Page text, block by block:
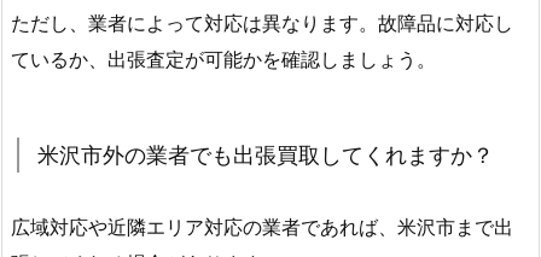
ただし、業者によって対応は異なります。故障品に対応し
ているか、出張査定が可能かを確認しましょう。
米沢市外の業者でも出張買取してくれますか？
広域対応や近隣エリア対応の業者であれば、米沢市まで出